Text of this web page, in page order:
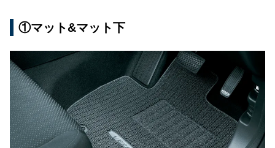
①マット&マット下